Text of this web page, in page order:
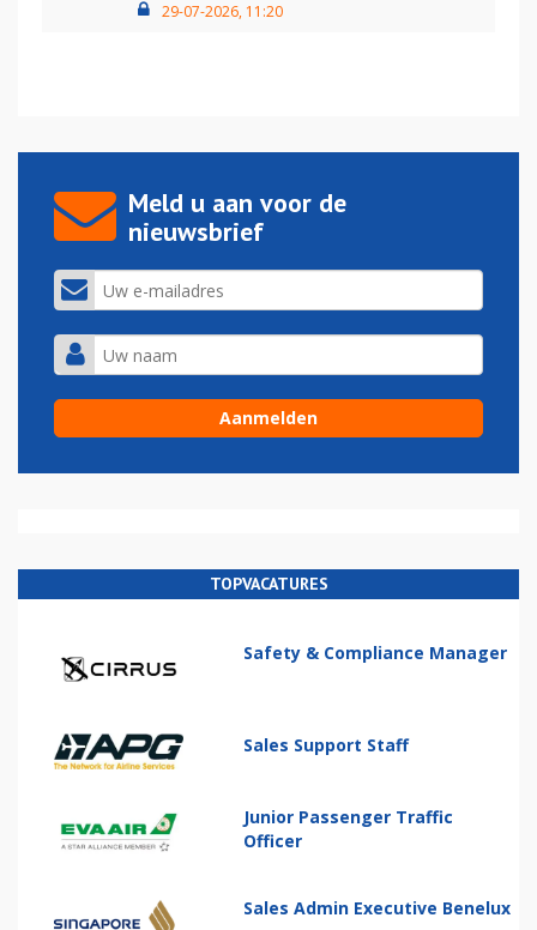
29-07-2026, 11:20
Meld u aan voor de
nieuwsbrief
TOPVACATURES
Safety & Compliance Manager
Sales Support Staff
Junior Passenger Traffic
Officer
Sales Admin Executive Benelux